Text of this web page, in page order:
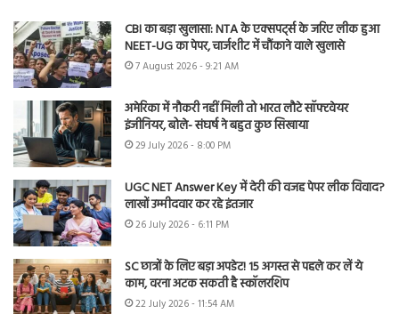
CBI का बड़ा खुलासा: NTA के एक्सपर्ट्स के जरिए लीक हुआ
NEET-UG का पेपर, चार्जशीट में चौंकाने वाले खुलासे
7 August 2026 - 9:21 AM
अमेरिका में नौकरी नहीं मिली तो भारत लौटे सॉफ्टवेयर
इंजीनियर, बोले- संघर्ष ने बहुत कुछ सिखाया
29 July 2026 - 8:00 PM
UGC NET Answer Key में देरी की वजह पेपर लीक विवाद?
लाखों उम्मीदवार कर रहे इंतजार
26 July 2026 - 6:11 PM
SC छात्रों के लिए बड़ा अपडेट! 15 अगस्त से पहले कर लें ये
काम, वरना अटक सकती है स्कॉलरशिप
22 July 2026 - 11:54 AM